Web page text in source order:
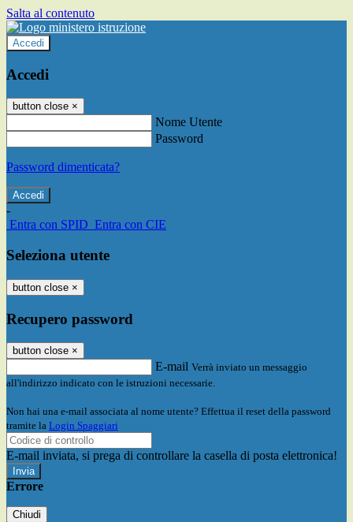
Salta al contenuto
Accedi
Accedi
button close ×
Nome Utente
Password
Password dimenticata?
-
Entra con SPID Entra con CIE
Seleziona utente
button close ×
Recupero password
button close ×
E-mail Verrà inviato un messaggio
all'indirizzo indicato con le istruzioni necessarie.
Non hai una e-mail associata al nome utente? Effettua il reset della password
tramite la Login Spaggiari
E-mail inviata, si prega di controllare la casella di posta elettronica!
Errore
Chiudi